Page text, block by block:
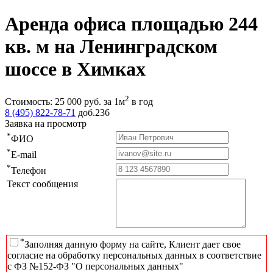
Аренда офиса площадью 244
кв. м на Ленинградском
шоссе в Химках
Стоимость: 25 000 руб. за 1м2 в год
8 (495) 822-78-71 доб.236
Заявка на просмотр
*ФИО
*E-mail
*Телефон
Текст сообщения
*Заполняя данную форму на сайте, Клиент дает свое
согласие на обработку персональных данных в соответствие
с ФЗ №152-ФЗ "О персональных данных"